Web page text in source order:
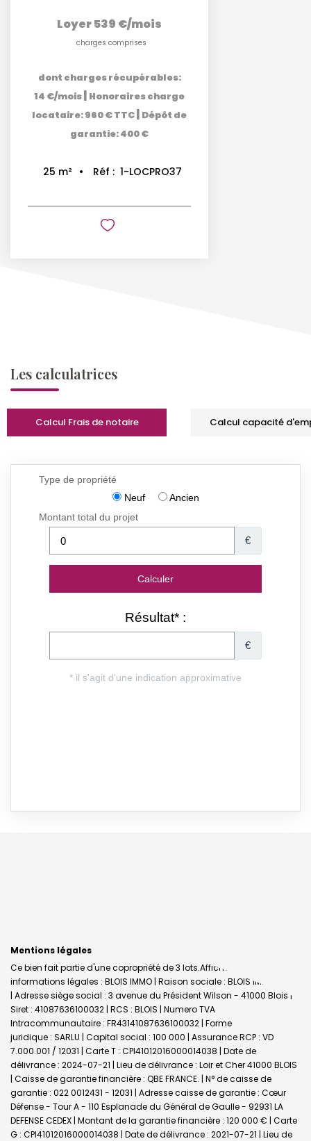
Loyer 539 €/mois
charges comprises
dont charges récupérables:
14 €/mois| Honoraires charge
locataire: 960 € TTC| Dépôt de
garantie: 400 €
25 m² Réf : 1-LOCPRO37
Les calculatrices
Calcul Frais de notaire Calcul capacité
Mentions légales
Ce bien fait partie d'une copropriété de 3 lots.Affichage des
informations légales : BLOIS IMMO | Raison sociale : BLOIS IMMOBILIER
| Adresse siège social : 3 avenue du Président Wilson - 41000 Blois |
Siret : 41087636100032 | RCS : BLOIS | Numero TVA
Intracommunautaire : FR43141087636100032 | Forme
juridique : SARLU | Capital social : 100 000 | Assurance RCP : VD
7.000.001 / 12031 | Carte T : CPI41012016000014038 | Date de
délivrance : 2024-07-21 | Lieu de délivrance : Loir et Cher 41000 BLOIS
| Caisse de garantie financière : QBE FRANCE. | N° de caisse de
garantie : 022 0012431 - 12031 | Adresse caisse de garantie : Cœur
Défense - Tour A - 110 Esplanade du Général de Gaulle - 92931 LA
DEFENSE CEDEX | Montant de la garantie financière : 120 000 € | Carte
G : CPI41012016000014038 | Date de délivrance : 2021-07-21 | Lieu de